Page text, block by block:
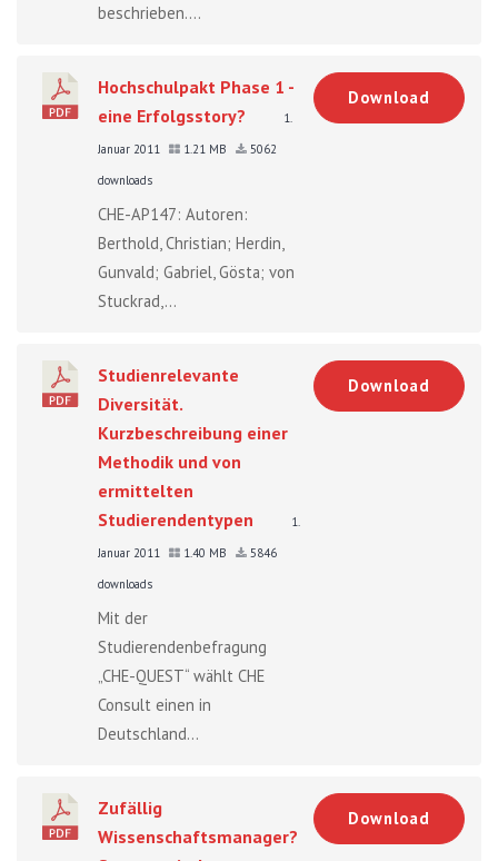
beschrieben....
Hochschulpakt Phase 1 -
eine Erfolgsstory?
1.
Januar 2011
1.21 MB
5062
downloads
CHE-AP147: Autoren:
Berthold, Christian; Herdin,
Gunvald; Gabriel, Gösta; von
Stuckrad,...
Download
Studienrelevante
Diversität.
Kurzbeschreibung einer
Methodik und von
ermittelten
Studierendentypen
1.
Januar 2011
1.40 MB
5846
downloads
Mit der
Studierendenbefragung
„CHE-QUEST“ wählt CHE
Consult einen in
Deutschland...
Download
Zufällig
Wissenschaftsmanager?
Download